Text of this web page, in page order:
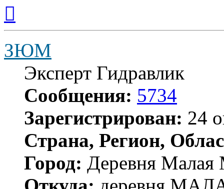
началу
ЗЮМ
Эксперт Гидравлик
Сообщения: 5734
Зарегистрирован: 24
Страна, Регион,
Город: Деревня Малая